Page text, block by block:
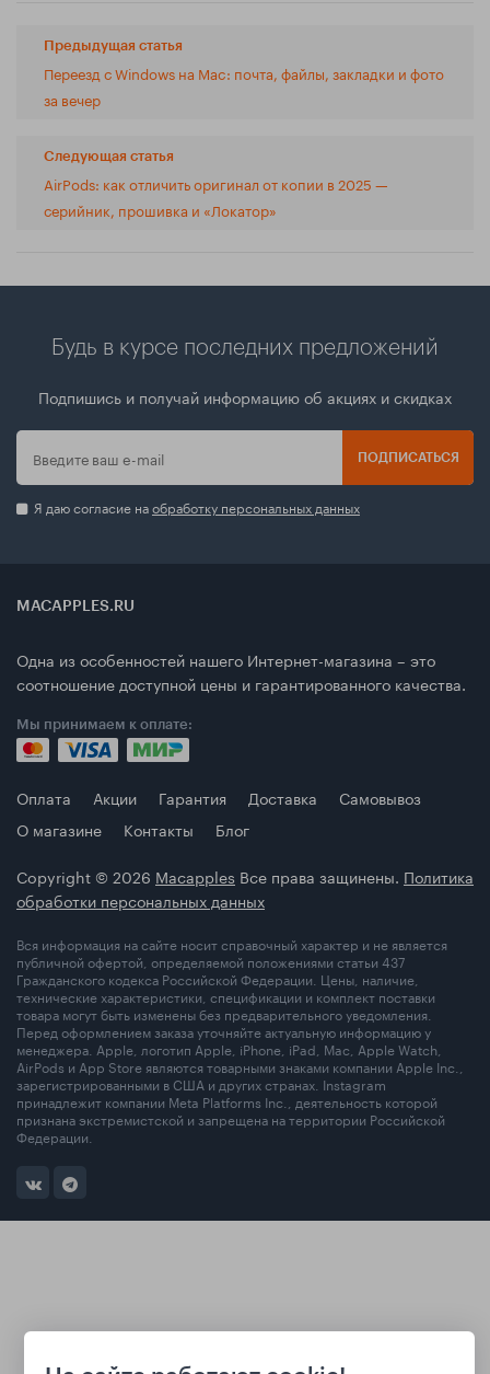
Предыдущая статья
Переезд с Windows на Mac: почта, файлы, закладки и фото
за вечер
Следующая статья
AirPods: как отличить оригинал от копии в 2025 —
серийник, прошивка и «Локатор»
Будь в курсе последних предложений
Подпишись и получай информацию об акциях и скидках
ПОДПИСАТЬСЯ
Я даю согласие наобработку персональных данных
MACAPPLES.RU
Одна из особенностей нашего Интернет-магазина – это
соотношение доступной цены и гарантированного качества.
Мы принимаем к оплате:
Оплата Акции Гарантия Доставка
Самовывоз
О магазине
Контакты
Блог
Copyright © 2026 Macapples Все права защинены. Политика
обработки персональных данных
Вся информация на сайте носит справочный характер и не является
публичной офертой, определяемой положениями статьи 437
Гражданского кодекса Российской Федерации. Цены, наличие,
технические характеристики, спецификации и комплект поставки
товара могут быть изменены без предварительного уведомления.
Перед оформлением заказа уточняйте актуальную информацию у
менеджера. Apple, логотип Apple, iPhone, iPad, Mac, Apple Watch,
AirPods и App Store являются товарными знаками компании Apple Inc.,
зарегистрированными в США и других странах. Instagram
принадлежит компании Meta Platforms Inc., деятельность которой
признана экстремистской и запрещена на территории Российской
Федерации.